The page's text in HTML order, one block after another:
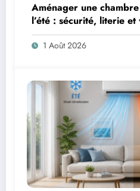
Aménager une
l’été : sécurité, literie et
1 Août 2026